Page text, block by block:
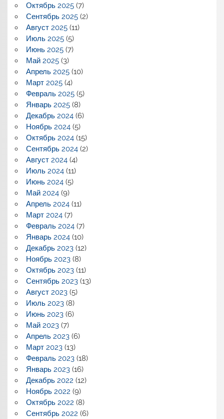
Октябрь 2025(7)
Сентябрь 2025(2)
Август 2025(11)
Июль 2025(5)
Июнь 2025(7)
Май 2025(3)
Апрель 2025(10)
Март 2025(4)
Февраль 2025(5)
Январь 2025(8)
Декабрь 2024(6)
Ноябрь 2024(5)
Октябрь 2024(15)
Сентябрь 2024(2)
Август 2024(4)
Июль 2024(11)
Июнь 2024(5)
Май 2024(9)
Апрель 2024(11)
Март 2024(7)
Февраль 2024(7)
Январь 2024(10)
Декабрь 2023(12)
Ноябрь 2023(8)
Октябрь 2023(11)
Сентябрь 2023(13)
Август 2023(5)
Июль 2023(8)
Июнь 2023(6)
Май 2023(7)
Апрель 2023(6)
Март 2023(13)
Февраль 2023(18)
Январь 2023(16)
Декабрь 2022 (12)
Ноябрь 2022 (9)
Октябрь 2022 (8)
Сентябрь 2022 (6)